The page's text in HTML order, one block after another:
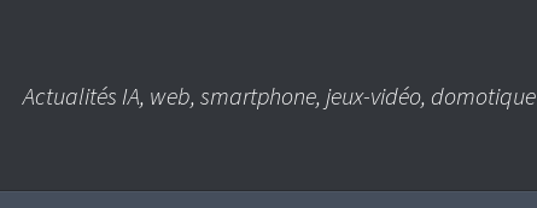
Actualités IA, web, smartphone, jeux-vidéo, domotique